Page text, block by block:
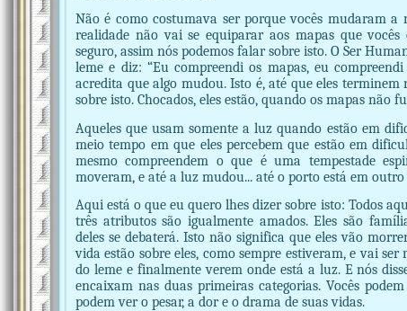
Não é como costumava ser porque vocês mudaram
realidade não vai se equiparar aos mapas que
seguro, assim nós podemos falar sobre isto. O Ser
leme e diz: “Eu compreendi os mapas, eu
acredita que algo mudou. Isto é, até que eles
sobre isto. Chocados, eles estão, quando os mapas não
Aqueles que usam somente a luz quando estão em
meio tempo em que eles percebem que estão em
mesmo compreendem o que é uma tempestade
moveram, e até a luz mudou... até o porto está em
Aqui está o que eu quero lhes dizer sobre isto: Todos
três atributos são igualmente amados. Eles são
deles se debaterá. Isto não significa que eles vão
vida estão sobre eles, como sempre estiveram, e vai
do leme e finalmente verem onde está a luz. E nós
encaixam nas duas primeiras categorias. Vocês
podem ver o pesar, a dor e o drama de suas vidas.